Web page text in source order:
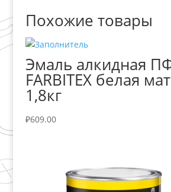
Похожие товары
Эмаль алкидная
FARBITEX белая
1,8кг
₽609.00